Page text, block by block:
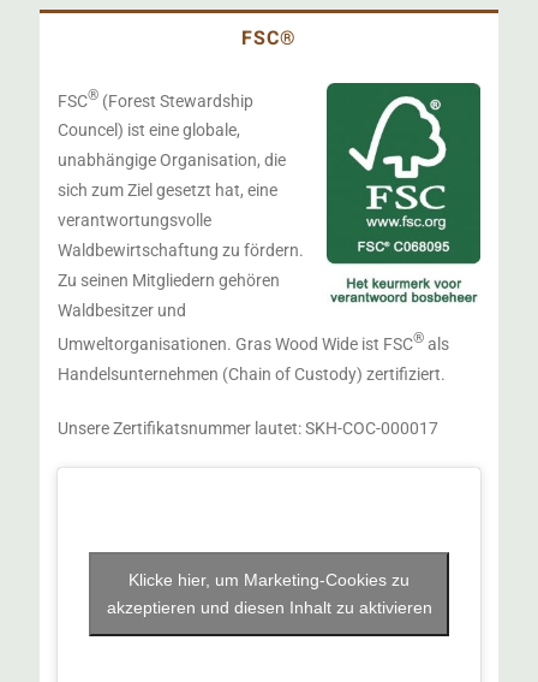
FSC®
FSC® (Forest Stewardship
Councel) ist eine globale,
unabhängige Organisation, die
sich zum Ziel gesetzt hat, eine
verantwortungsvolle
Waldbewirtschaftung zu fördern.
Zu seinen Mitgliedern gehören
Waldbesitzer und
Umweltorganisationen. Gras Wood Wide ist FSC® als
Handelsunternehmen (Chain of Custody) zertifiziert.
Unsere Zertifikatsnummer lautet: SKH-COC-000017
Klicke hier, um Marketing-Cookies zu
akzeptieren und diesen Inhalt zu aktivieren